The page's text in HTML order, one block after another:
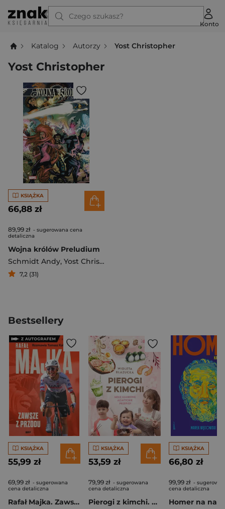
Czego szukasz?
Konto
Katalog Autorzy Yost Christopher
Yost Christopher
KSIĄŻKA
66,88 zł
89,99 zł - sugerowana cena
detaliczna
Wojna królów Preludium
Schmidt Andy, Yost Christopher
7,2 (31)
Bestsellery
KSIĄŻKA
55,99 zł
69,99 zł - sugerowana
cena detaliczna
Rafał Majka. Zawsze z przodu. Rozmawia Tomasz Kalemba - książka z autografem
KSIĄŻKA
53,59 zł
79,99 zł - sugerowana
cena detaliczna
Pierogi z kimchi. Moje ulubione azjatyckie przepisy
KSIĄŻKA
66,80 zł
99,99 zł -
cena detaliczna